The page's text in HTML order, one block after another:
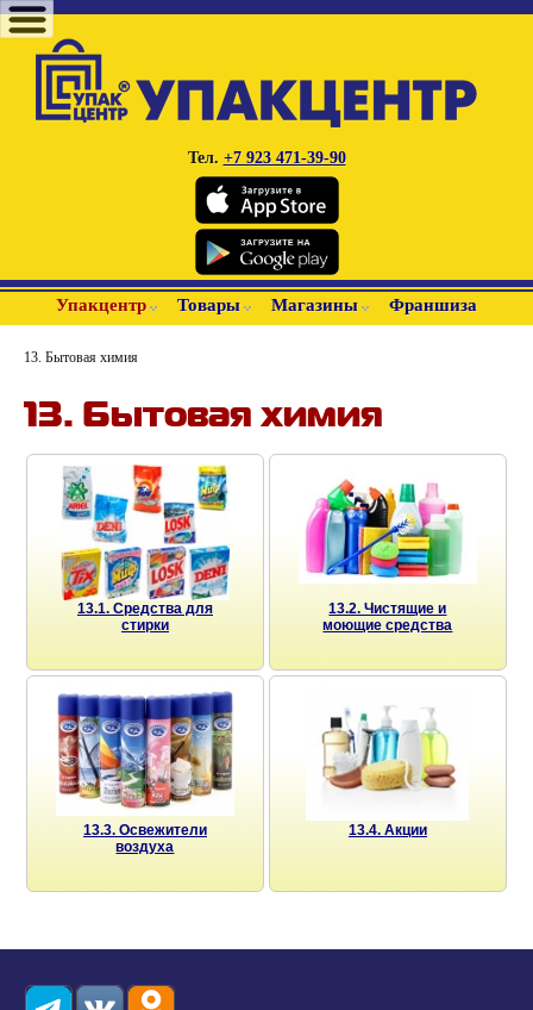
Тел. +7 923 471-39-90
Упакцентр Товары Магазины Франшиза
13. Бытовая химия
13. Бытовая химия
13.1. Средства для
стирки
13.2. Чистящие и
моющие средства
13.3. Освежители
воздуха
13.4. Акции